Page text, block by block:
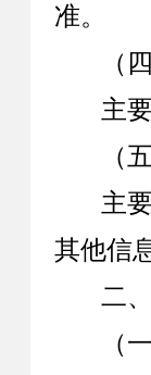
准。
（
主
（
主
其他信
二
（